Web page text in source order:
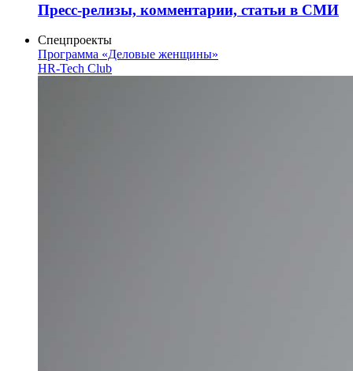
Пресс-релизы, комментарии, статьи в СМИ
Спецпроекты
Программа «Деловые женщины»
HR-Tech Club